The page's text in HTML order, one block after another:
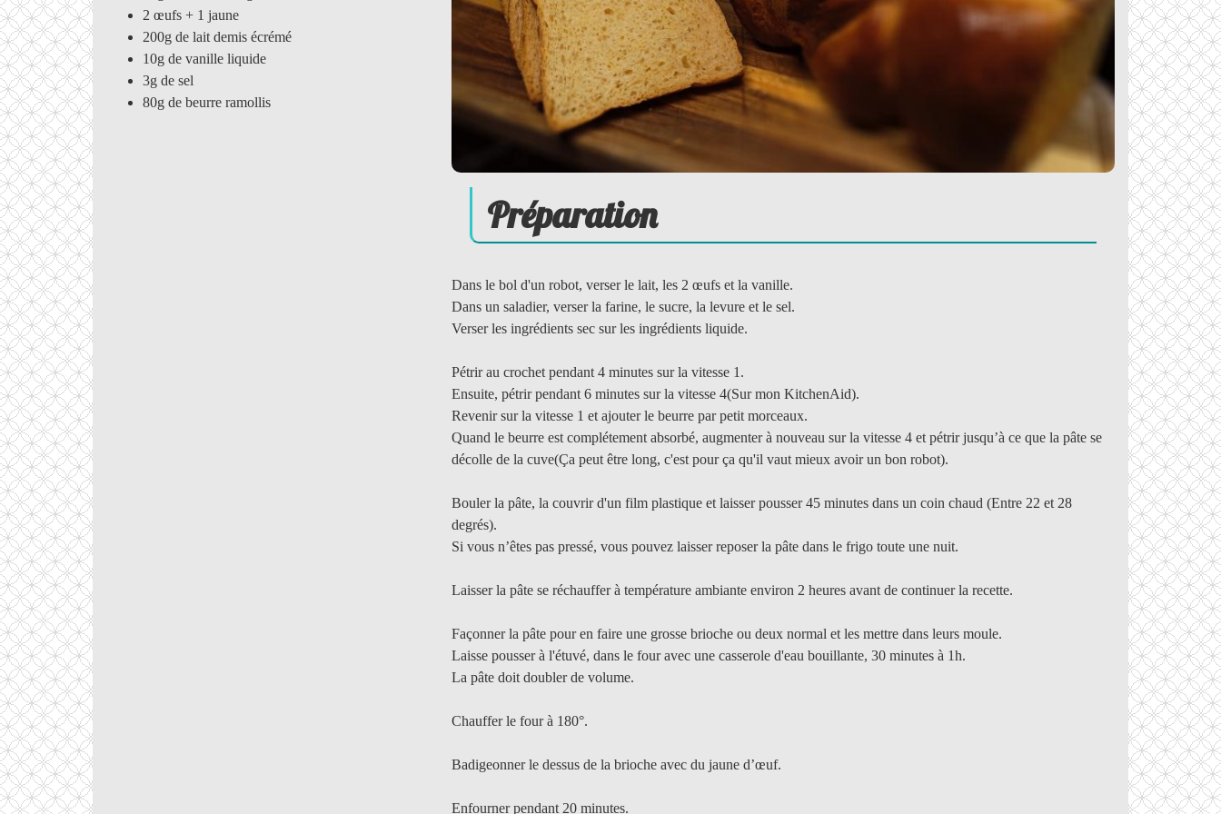
2 œufs + 1 jaune
200g de lait demis écrémé
10g de vanille liquide
3g de sel
80g de beurre ramollis
Préparation
Dans le bol d'un robot, verser le lait, les 2 œufs et la vanille.
Dans un saladier, verser la farine, le sucre, la levure et le sel.
Verser les ingrédients sec sur les ingrédients liquide.
Pétrir au crochet pendant 4 minutes sur la vitesse 1.
Ensuite, pétrir pendant 6 minutes sur la vitesse 4(Sur mon KitchenAid).
Revenir sur la vitesse 1 et ajouter le beurre par petit morceaux.
Quand le beurre est complétement absorbé, augmenter à nouveau sur la vitesse 4 et pétrir jusqu’à ce que la pâte se
décolle de la cuve(Ça peut être long, c'est pour ça qu'il vaut mieux avoir un bon robot).
Bouler la pâte, la couvrir d'un film plastique et laisser pousser 45 minutes dans un coin chaud (Entre 22 et 28
degrés).
Si vous n’êtes pas pressé, vous pouvez laisser reposer la pâte dans le frigo toute une nuit.
Laisser la pâte se réchauffer à température ambiante environ 2 heures avant de continuer la recette.
Façonner la pâte pour en faire une grosse brioche ou deux normal et les mettre dans leurs moule.
Laisse pousser à l'étuvé, dans le four avec une casserole d'eau bouillante, 30 minutes à 1h.
La pâte doit doubler de volume.
Chauffer le four à 180°.
Badigeonner le dessus de la brioche avec du jaune d’œuf.
Enfourner pendant 20 minutes.